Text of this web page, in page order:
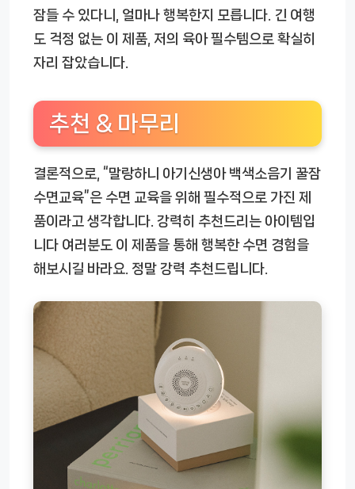
잠들 수 있다니, 얼마나 행복한지 모릅니다. 긴 여행
도 걱정 없는 이 제품, 저의 육아 필수템으로 확실히
자리 잡았습니다.
추천 & 마무리
결론적으로, “말랑하니 아기신생아 백색소음기 꿀잠
수면교육”은 수면 교육을 위해 필수적으로 가진 제
품이라고 생각합니다. 강력히 추천드리는 아이템입
니다 여러분도 이 제품을 통해 행복한 수면 경험을
해보시길 바라요. 정말 강력 추천드립니다.